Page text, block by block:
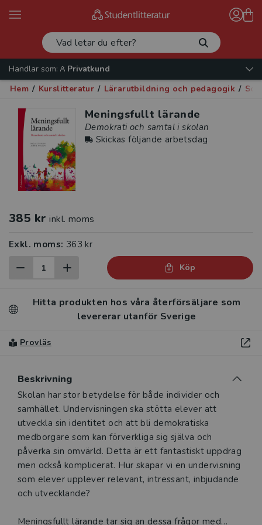
Handlar som:
Privatkund
Hem / Kurslitteratur / Lärarutbildning och pedagogik /
Meningsfullt lärande
Demokrati och samtal i skolan
Skickas följande arbetsdag
385 kr inkl. moms
Exkl. moms: 363 kr
Köp
Hitta produkten hos våra återförsäljare som
levererar utanför Sverige
Provläs
Beskrivning
Beskrivning
Skolan har stor betydelse för både individer och
samhället. Undervisningen ska stötta elever att
utveckla sin identitet och att bli demokratiska
medborgare som kan förverkliga sig själva och
påverka sin omvärld. Detta är ett fantastiskt uppdrag
men också komplicerat. Hur skapar vi en undervisning
som elever upplever relevant, intressant, inbjudande
och utvecklande?
Meningsfullt lärande tar sig an dessa frågor med